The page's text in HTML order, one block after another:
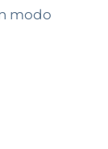
modo